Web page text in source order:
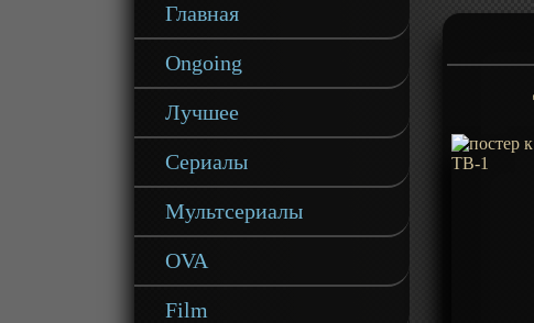
Главная
Ongoing
Лучшее
Сериалы
Мультсериалы
OVA
Film